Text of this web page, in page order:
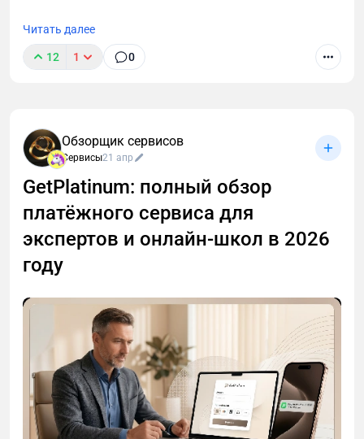
Читать далее
12 1 0
Обзорщик сервисов
Сервисы21 апр
GetPlatinum: полный обзор
платёжного сервиса для
экспертов и онлайн-школ в 2026
году